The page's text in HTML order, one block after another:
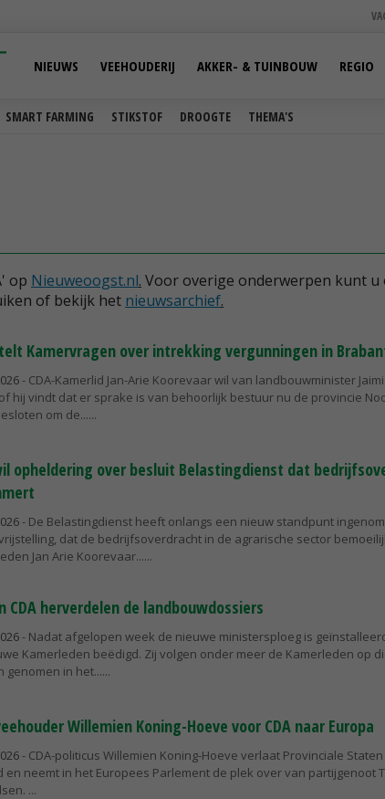
SMART FARMING STIKSTOF DROOGTE THEMA'S
NIEUWS VEEHOUDERIJ AKKER- & TUINBOUW REGIO
op Nieuweoogst.nl. Voor overige onderwerpen kunt u
of bekijk het nieuwsarchief.
Kamervragen over intrekking vergunningen in
- CDA-Kamerlid Jan-Arie Koorevaar wil van landbouwminister
hij vindt dat er sprake is van behoorlijk bestuur nu de provincie
om de...
opheldering over besluit Belastingdienst dat
- De Belastingdienst heeft onlangs een nieuw standpunt
dat de bedrijfsoverdracht in de agrarische sector
Jan Arie Koorevaar...
CDA herverdelen de landbouwdossiers
- Nadat afgelopen week de nieuwe ministersploeg is
Kamerleden beëdigd. Zij volgen onder meer de Kamerleden op
genomen in het...
Willemien Koning-Hoeve voor CDA naar Europa
- CDA-politicus Willemien Koning-Hoeve verlaat Provinciale
en neemt in het Europees Parlement de plek over van partijgenoot